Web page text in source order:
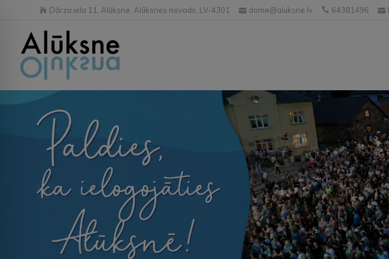
Dārza iela 11, Alūksne, Alūksnes novads, LV-4301 dome@aluksne.lv 64381496